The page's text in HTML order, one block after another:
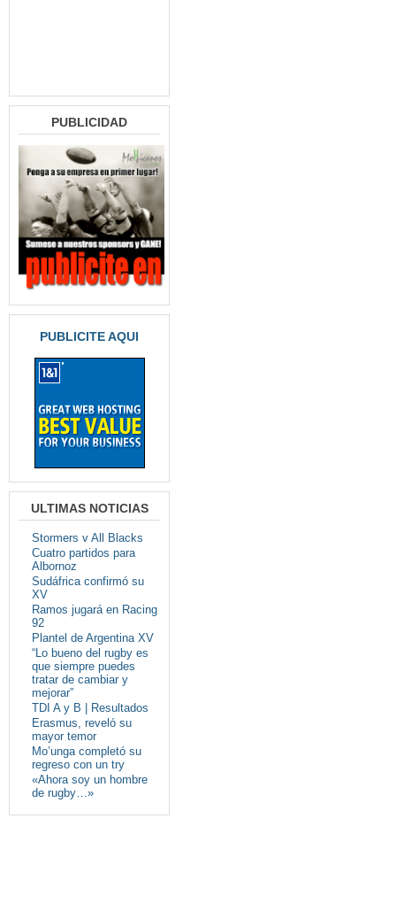
PUBLICIDAD
PUBLICITE AQUI
ULTIMAS NOTICIAS
Stormers v All Blacks
Cuatro partidos para
Albornoz
Sudáfrica confirmó su
XV
Ramos jugará en Racing
92
Plantel de Argentina XV
“Lo bueno del rugby es
que siempre puedes
tratar de cambiar y
mejorar”
TDI A y B | Resultados
Erasmus, reveló su
mayor temor
Mo’unga completó su
regreso con un try
«Ahora soy un hombre
de rugby…»